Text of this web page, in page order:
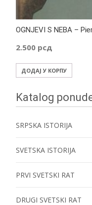
OGNJEVI S NEBA –
2.500 рсд
ДОДАЈ У КОРПУ
Katalog
SRPSKA ISTORIJA
SVETSKA ISTORIJA
PRVI SVETSKI RAT
DRUGI SVETSKI RAT